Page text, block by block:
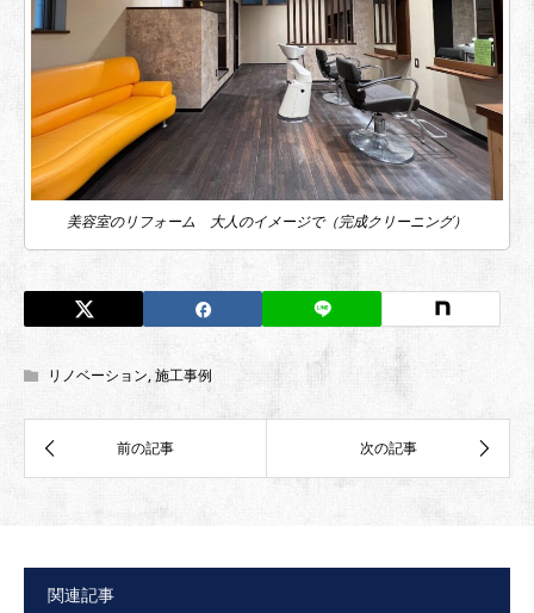
美容室のリフォーム 大人のイメージで（完成クリーニング）
リノベーション,施工事例
関連記事